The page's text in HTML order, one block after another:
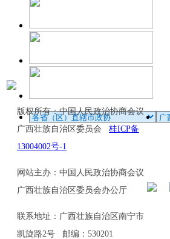
版权所有：中国人民政治协商会议
广西壮族自治区委员会 桂ICP备
13004002号-1
网站主办：中国人民政治协商会议
广西壮族自治区委员会办公厅
联系地址：广西壮族自治区南宁市
凯旋路2号 邮编：530201